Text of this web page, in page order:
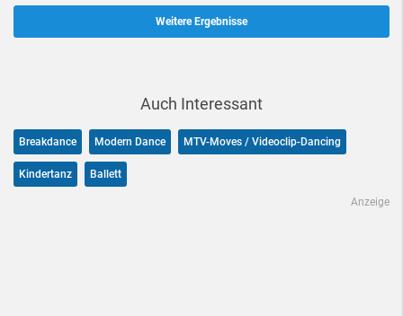
Weitere Ergebnisse
Auch Interessant
Breakdance Modern Dance MTV-Moves / Videoclip-Dancing
Kindertanz Ballett
Anzeige